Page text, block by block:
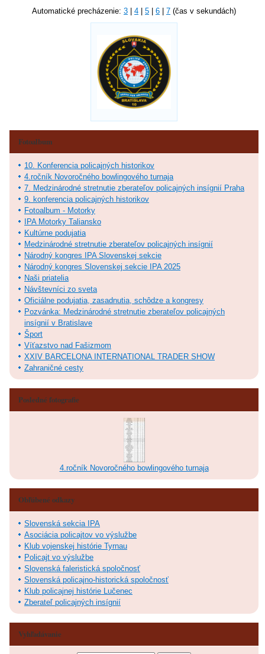
Automatické precházenie: 3 4 5 6 7 (čas v sekundách)
Fotoalbum
10. Konferencia policajných historikov
4.ročník Novoročného bowlingového turnaja
7. Medzinárodné stretnutie zberateľov policajných insígnií Praha
9. konferencia policajných historikov
Fotoalbum - Motorky
IPA Motorky Taliansko
Kultúrne podujatia
Medzinárodné stretnutie zberateľov policajných insígnií
Národný kongres IPA Slovenskej sekcie
Národný kongres Slovenskej sekcie IPA 2025
Naši priatelia
Návštevníci zo sveta
Oficiálne podujatia, zasadnutia, schôdze a kongresy
Pozvánka: Medzinárodné stretnutie zberateľov policajných
insígnií v Bratislave
Šport
Víťazstvo nad Fašizmom
XXIV BARCELONA INTERNATIONAL TRADER SHOW
Zahraničné cesty
Posledné fotografie
4.ročník Novoročného bowlingového turnaja
Obľúbené odkazy
Slovenská sekcia IPA
Asociácia policajtov vo výslužbe
Klub vojenskej histórie Tyrnau
Policajt vo výslužbe
Slovenská faleristická spoločnosť
Slovenská policajno-historická spoločnosť
Klub policajnej histórie Lučenec
Zberateľ policajných insígnií
Vyhľadávanie